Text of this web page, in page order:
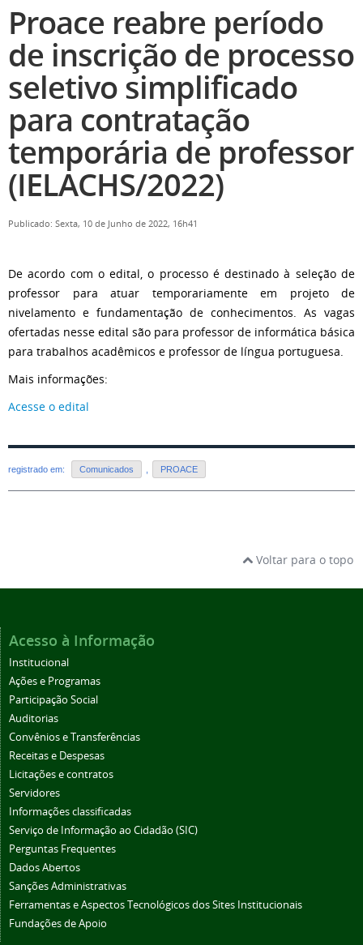
Proace reabre período
de inscrição de processo
seletivo simplificado
para contratação
temporária de professor
(IELACHS/2022)
Publicado: Sexta, 10 de Junho de 2022, 16h41
De acordo com o edital, o processo é destinado à seleção de
professor para atuar temporariamente em projeto de
nivelamento e fundamentação de conhecimentos. As vagas
ofertadas nesse edital são para professor de informática básica
para trabalhos acadêmicos e professor de língua portuguesa.
Mais informações:
Acesse o edital
registrado em: Comunicados PROACE
Voltar para o topo
Acesso à Informação
Institucional
Ações e Programas
Participação Social
Auditorias
Convênios e Transferências
Receitas e Despesas
Licitações e contratos
Servidores
Informações classificadas
Serviço de Informação ao Cidadão (SIC)
Perguntas Frequentes
Dados Abertos
Sanções Administrativas
Ferramentas e Aspectos Tecnológicos dos Sites Institucionais
Fundações de Apoio